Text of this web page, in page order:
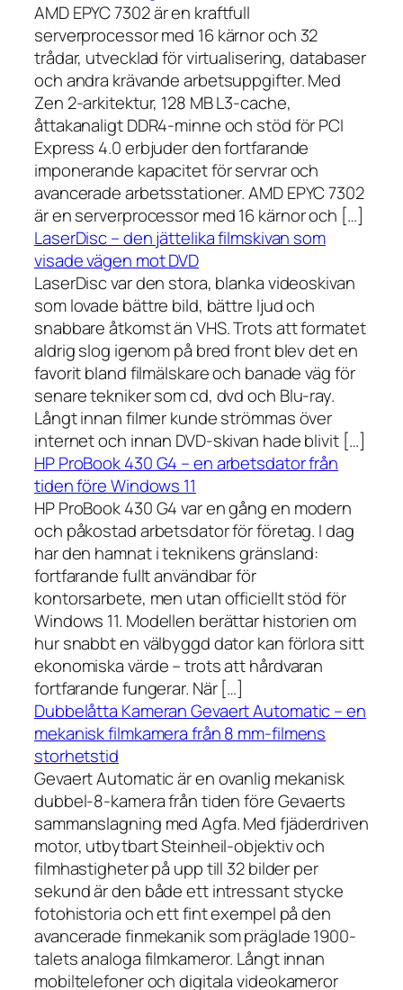
AMD EPYC 7302 är en kraftfull
serverprocessor med 16 kärnor och 32
trådar, utvecklad för virtualisering, databaser
och andra krävande arbetsuppgifter. Med
Zen 2-arkitektur, 128 MB L3-cache,
åttakanaligt DDR4-minne och stöd för PCI
Express 4.0 erbjuder den fortfarande
imponerande kapacitet för servrar och
avancerade arbetsstationer. AMD EPYC 7302
är en serverprocessor med 16 kärnor och […]
LaserDisc – den jättelika filmskivan som
visade vägen mot DVD
LaserDisc var den stora, blanka videoskivan
som lovade bättre bild, bättre ljud och
snabbare åtkomst än VHS. Trots att formatet
aldrig slog igenom på bred front blev det en
favorit bland filmälskare och banade väg för
senare tekniker som cd, dvd och Blu-ray.
Långt innan filmer kunde strömmas över
internet och innan DVD-skivan hade blivit […]
HP ProBook 430 G4 – en arbetsdator från
tiden före Windows 11
HP ProBook 430 G4 var en gång en modern
och påkostad arbetsdator för företag. I dag
har den hamnat i teknikens gränsland:
fortfarande fullt användbar för
kontorsarbete, men utan officiellt stöd för
Windows 11. Modellen berättar historien om
hur snabbt en välbyggd dator kan förlora sitt
ekonomiska värde – trots att hårdvaran
fortfarande fungerar. När […]
Dubbelåtta Kameran Gevaert Automatic – en
mekanisk filmkamera från 8 mm-filmens
storhetstid
Gevaert Automatic är en ovanlig mekanisk
dubbel-8-kamera från tiden före Gevaerts
sammanslagning med Agfa. Med fjäderdriven
motor, utbytbart Steinheil-objektiv och
filmhastigheter på upp till 32 bilder per
sekund är den både ett intressant stycke
fotohistoria och ett fint exempel på den
avancerade finmekanik som präglade 1900-
talets analoga filmkameror. Långt innan
mobiltelefoner och digitala videokameror